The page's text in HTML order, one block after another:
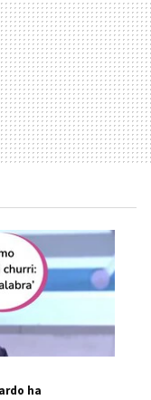
ha